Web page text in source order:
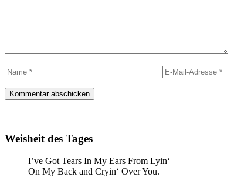
Name
E-
Mail-
Weisheit des Tages
I’ve Got Tears In My Ears From Lyin‘
On My Back and Cryin‘ Over You.